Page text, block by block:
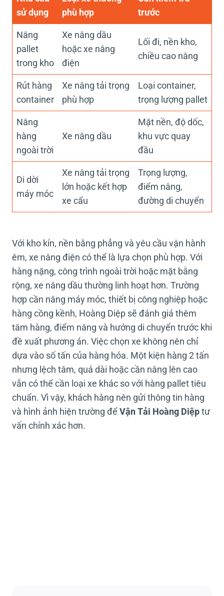
sử dụng
phù hợp
trước
Nâng
pallet
trong kho
Xe nâng dầu
hoặc xe nâng
điện
Lối đi, nền kho,
chiều cao nâng
Rút hàng
container
Xe nâng tải trọng
phù hợp
Loại container,
trọng lượng pallet
Nâng
hàng
ngoài trời
Xe nâng dầu
Mặt nền, độ dốc,
khu vực quay
đầu
Di dời
máy móc
Xe nâng tải trọng
lớn hoặc kết hợp
xe cẩu
Trọng lượng,
điểm nâng,
đường di chuyển
Với kho kín, nền bằng phẳng và yêu cầu vận hành
êm, xe nâng điện có thể là lựa chọn phù hợp. Với
hàng nặng, công trình ngoài trời hoặc mặt bằng
rộng, xe nâng dầu thường linh hoạt hơn. Trường
hợp cần nâng máy móc, thiết bị công nghiệp hoặc
hàng cồng kềnh, Hoàng Diệp sẽ đánh giá thêm
tâm hàng, điểm nâng và hướng di chuyển trước khi
đề xuất phương án. Việc chọn xe không nên chỉ
dựa vào số tấn của hàng hóa. Một kiện hàng 2 tấn
nhưng lệch tâm, quá dài hoặc cần nâng lên cao
vẫn có thể cần loại xe khác so với hàng pallet tiêu
chuẩn. Vì vậy, khách hàng nên gửi thông tin hàng
và hình ảnh hiện trường để Vận Tải Hoàng Diệp tư
vấn chính xác hơn.